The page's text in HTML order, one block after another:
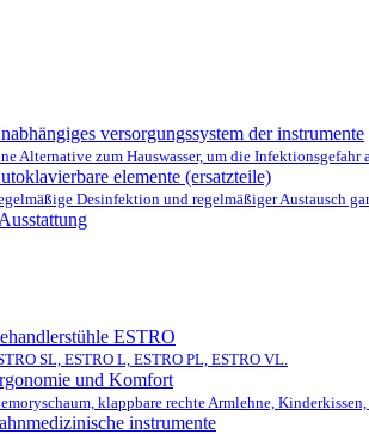
versorgungssystem der instrumente
Alternative zum Hauswasser, um die
elemente (ersatzteile)
Desinfektion und regelmäßiger Austausch
ESTRO
SL, ESTRO L, ESTRO PL, ESTRO VL.
und Komfort
klappbare rechte Armlehne,
instrumente